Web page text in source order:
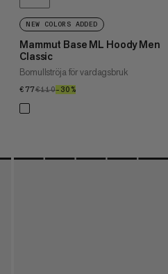
NEW COLORS ADDED
Mammut Base ML Hoody Men
Classic
Bomullströja för vardagsbruk
€77€77
€110€110
–30%